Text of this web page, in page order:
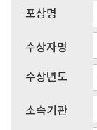
포상명
수상자명
수상년도
소속기관